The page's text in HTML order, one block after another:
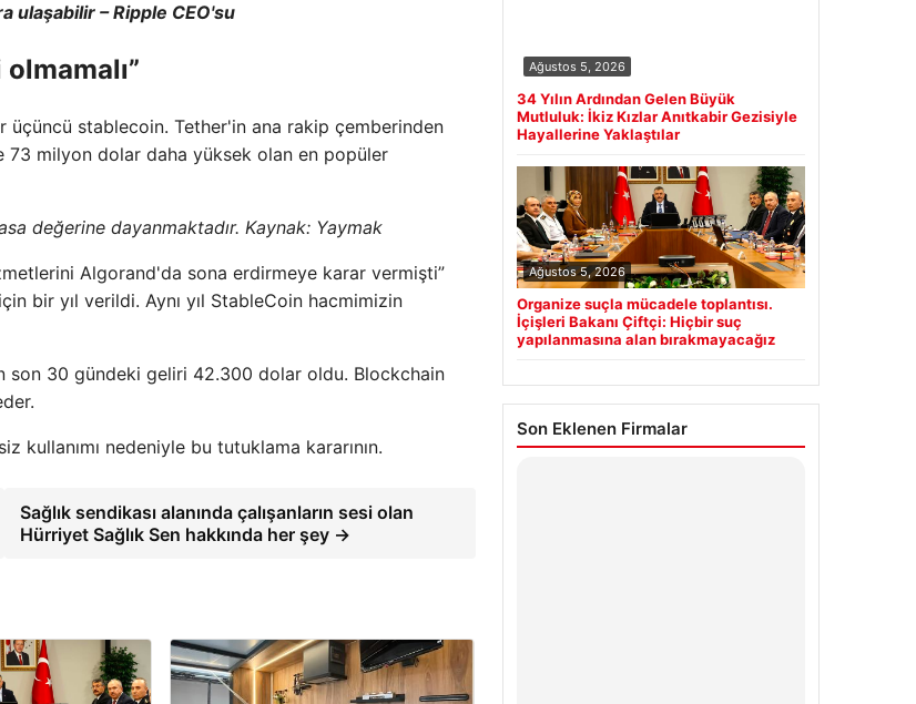
ulaşabilir – Ripple CEO'su
stablecoin. Tether'in ana rakip çemberinden
73 milyon dolar daha yüksek olan en popüler
değerine dayanmaktadır. Kaynak: Yaymak
Algorand'da sona erdirmeye karar vermişti”
bir yıl verildi. Aynı yıl StableCoin hacmimizin
son 30 gündeki geliri 42.300 dolar oldu. Blockchain
kullanımı nedeniyle bu tutuklama kararının.
Sağlık sendikası alanında çalışanların sesi olan
Hürriyet Sağlık Sen hakkında her şey →
Ağustos 5, 2026
34 Yılın Ardından Gelen Büyük
Mutluluk: İkiz Kızlar Anıtkabir Gezisiyle
Hayallerine Yaklaştılar
Ağustos 5, 2026
Organize suçla mücadele toplantısı.
İçişleri Bakanı Çiftçi: Hiçbir suç
yapılanmasına alan bırakmayacağız
Son Eklenen Firmalar